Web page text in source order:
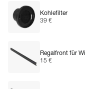
Kohlefilter
39 €
Regalfront für
15 €